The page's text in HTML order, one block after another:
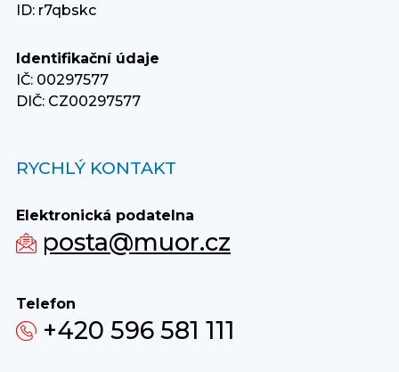
ID: r7qbskc
Identifikační údaje
IČ: 00297577
DIČ: CZ00297577
RYCHLÝ KONTAKT
Elektronická podatelna
posta@muor.cz
Telefon
+420 596 581 111